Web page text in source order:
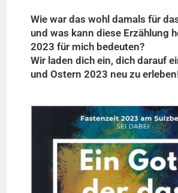
Wie war das wohl damals für
und was kann diese Erzählung
2023 für mich bedeuten?
Wir laden dich ein, dich darauf
und Ostern 2023 neu zu